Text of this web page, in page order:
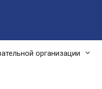
организации